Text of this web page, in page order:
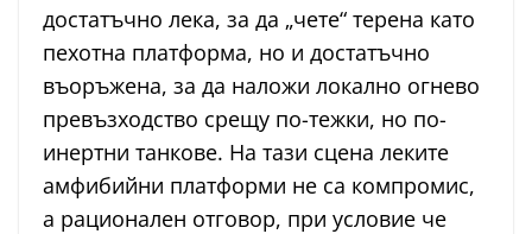
достатъчно лека, за да „чете“ терена като
пехотна платформа, но и достатъчно
въоръжена, за да наложи локално огнево
превъзходство срещу по-тежки, но по-
инертни танкове. На тази сцена леките
амфибийни платформи не са компромис,
а рационален отговор, при условие че